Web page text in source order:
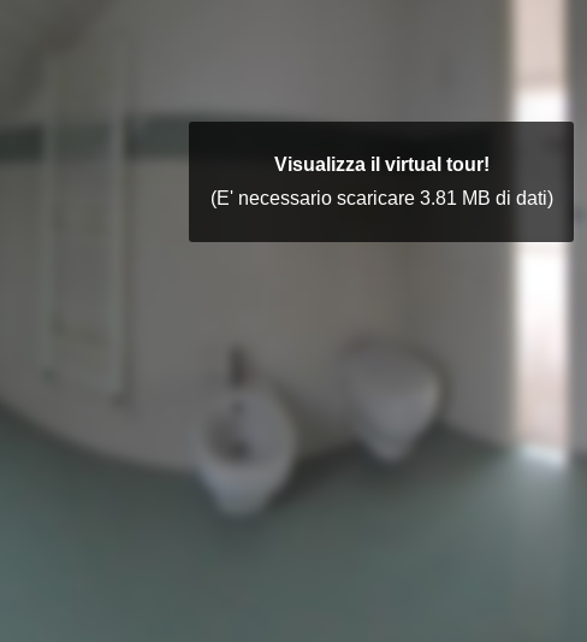
Visualizza il virtual tour!
(E' necessario scaricare 3.81 MB di dati)